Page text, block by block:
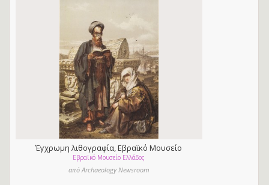
Έγχρωμη λιθογραφία, Εβραϊκό Μουσείο
Ελλάδος
Εβραϊκό Μουσείο Ελλάδος
από Archaeology Newsroom